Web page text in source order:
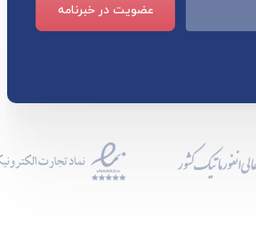
عضویت در خبرنامه